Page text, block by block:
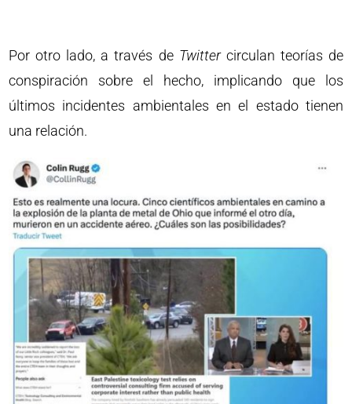
Por otro lado, a través de Twittercirculan teorías de
conspiración sobre el hecho, implicando que los
últimos incidentes ambientales en el estado tienen
una relación.